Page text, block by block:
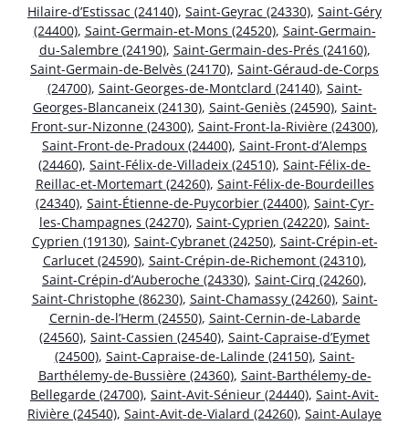
Hilaire-d’Estissac (24140), Saint-Geyrac (24330), Saint-Géry
(24400), Saint-Germain-et-Mons (24520), Saint-Germain-
du-Salembre (24190), Saint-Germain-des-Prés (24160),
Saint-Germain-de-Belvès (24170), Saint-Géraud-de-Corps
(24700), Saint-Georges-de-Montclard (24140), Saint-
Georges-Blancaneix (24130), Saint-Geniès (24590), Saint-
Front-sur-Nizonne (24300), Saint-Front-la-Rivière (24300),
Saint-Front-de-Pradoux (24400), Saint-Front-d’Alemps
(24460), Saint-Félix-de-Villadeix (24510), Saint-Félix-de-
Reillac-et-Mortemart (24260), Saint-Félix-de-Bourdeilles
(24340), Saint-Étienne-de-Puycorbier (24400), Saint-Cyr-
les-Champagnes (24270), Saint-Cyprien (24220), Saint-
Cyprien (19130), Saint-Cybranet (24250), Saint-Crépin-et-
Carlucet (24590), Saint-Crépin-de-Richemont (24310),
Saint-Crépin-d’Auberoche (24330), Saint-Cirq (24260),
Saint-Christophe (86230), Saint-Chamassy (24260), Saint-
Cernin-de-l’Herm (24550), Saint-Cernin-de-Labarde
(24560), Saint-Cassien (24540), Saint-Capraise-d’Eymet
(24500), Saint-Capraise-de-Lalinde (24150), Saint-
Barthélemy-de-Bussière (24360), Saint-Barthélemy-de-
Bellegarde (24700), Saint-Avit-Sénieur (24440), Saint-Avit-
Rivière (24540), Saint-Avit-de-Vialard (24260), Saint-Aulaye